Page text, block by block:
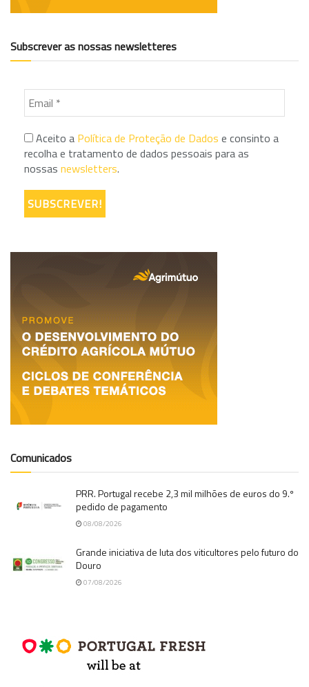
Subscrever as nossas newsletteres
Aceito a Política de Proteção de Dados e consinto a
recolha e tratamento de dados pessoais para as
nossas newsletters.
Comunicados
PRR. Portugal recebe 2,3 mil milhões de euros do 9.º
pedido de pagamento
08/08/2026
Grande iniciativa de luta dos viticultores pelo futuro do
Douro
07/08/2026